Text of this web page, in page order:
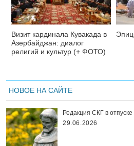
Визит кардинала Кувакада в
Азербайджан: диалог
религий и культур (+ ФОТО)
НОВОЕ НА САЙТЕ
Редакция СКГ в отпуске
29.06.2026